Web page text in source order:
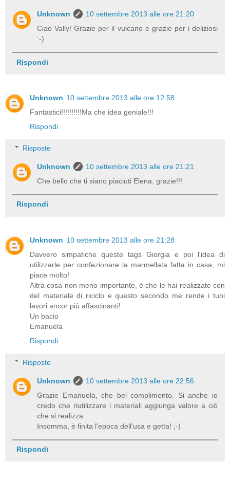
Unknown
10 settembre 2013 alle ore 21:20
Ciao Vally! Grazie per il vulcano e grazie per i deliziosi
:-)
Rispondi
Unknown 10 settembre 2013 alle ore 12:58
Fantastici!!!!!!!!!!Ma che idea geniale!!!
Rispondi
Risposte
Unknown
10 settembre 2013 alle ore 21:21
Che bello che ti siano piaciuti Elena, grazie!!!
Rispondi
Unknown 10 settembre 2013 alle ore 21:28
Davvero simpatiche queste tags Giorgia e poi l'idea di
utilizzarle per confezionare la marmellata fatta in casa, mi
piace molto!
Altra cosa non meno importante, è che le hai realizzate con
del materiale di riciclo e questo secondo me rende i tuoi
lavori ancor più affascinanti!
Un bacio
Emanuela
Rispondi
Risposte
Unknown
10 settembre 2013 alle ore 22:56
Grazie Emanuela, che bel complimento. Si anche io
credo che riutilizzare i materiali aggiunga valore a ciò
che si realizza.
Insomma, è finita l'epoca dell'usa e getta! ;-)
Rispondi